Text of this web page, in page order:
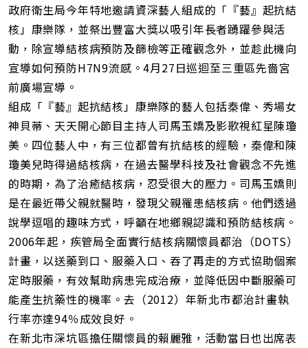
政府衛生局今年特地邀請資深藝人組成的「『藝』起抗結
核」康樂隊，並祭出豐富大獎以吸引年長者踴躍參與活
動，除宣導結核病預防及篩檢等正確觀念外，並趁此機向
宣導如何預防H7N9流感。4月27日巡迴至三重區先嗇宮
前廣場宣導。
組成「『藝』起抗結核」康樂隊的藝人包括秦偉、秀場女
神貝蒂、天天開心節目主持人司馬玉嬌及影歌視紅星陳瓊
美。四位藝人中，有三位都曾有抗結核的經驗，秦偉和陳
瓊美兒時得過結核病，在過去醫學科技及社會觀念不先進
的時期，為了治癒結核病，忍受很大的壓力。司馬玉嬌則
是在最近帶父親就醫時，發現父親罹患結核病。他們透過
說學逗唱的趣味方式，呼籲在地鄉親認識和預防結核病。
2006年起，疾管局全面實行結核病關懷員都治（DOTS）
計畫，以送藥到口、服藥入口、吞了再走的方式協助個案
定時服藥，有效幫助病患完成治療，並降低因中斷服藥可
能產生抗藥性的機率。去（2012）年新北市都治計畫執
行率亦達94％成效良好。
在新北市深坑區擔任關懷員的賴麗雅，活動當日也出席表